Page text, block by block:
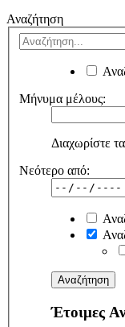
Αναζήτηση
Μήνυμα μέλους:
Διαχωρίστε
Νεότερο από:
Έτοιμες